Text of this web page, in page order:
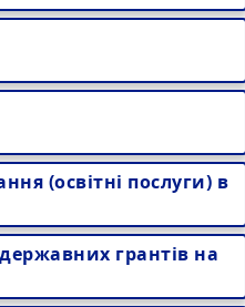
(освітні послуги) в
грантів на